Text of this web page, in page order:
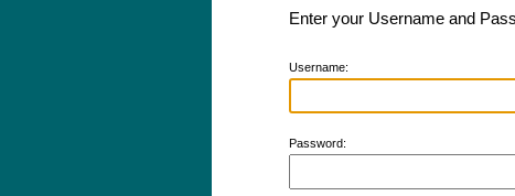
Enter your Username and
Username:
Password: